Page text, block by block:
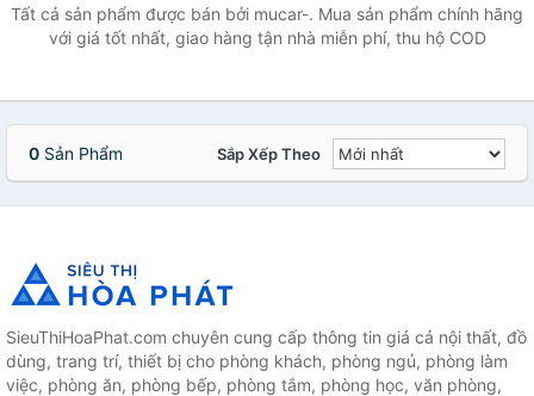
Tất cả sản phẩm được bán bởi mucar-. Mua sản phẩm chính hãng
với giá tốt nhất, giao hàng tận nhà miễn phí, thu hộ COD
0 Sản Phẩm Sắp Xếp Theo
SieuThiHoaPhat.com chuyên cung cấp thông tin giá cả nội thất, đồ
dùng, trang trí, thiết bị cho phòng khách, phòng ngủ, phòng làm
việc, phòng ăn, phòng bếp, phòng tắm, phòng học, văn phòng,